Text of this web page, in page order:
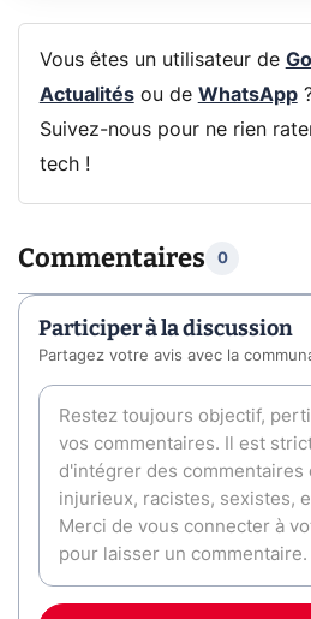
Vous êtes un utilisateur de
Actualitésou de WhatsApp
Suivez-nous pour ne rien
tech !
Commentaires 0
Participer à la discussion
Partagez votre avis avec la